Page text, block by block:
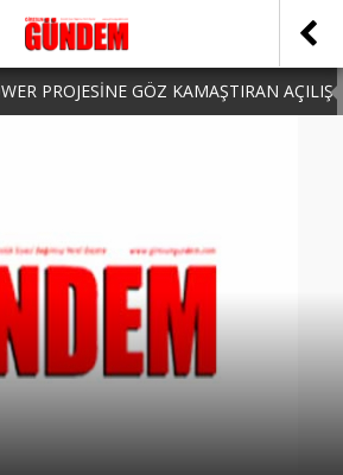
PROJESİNE GÖZ KAMAŞTIRAN AÇILIŞ
VİDEOYU GÖRÜNCE GÖZLERİM DOLDU